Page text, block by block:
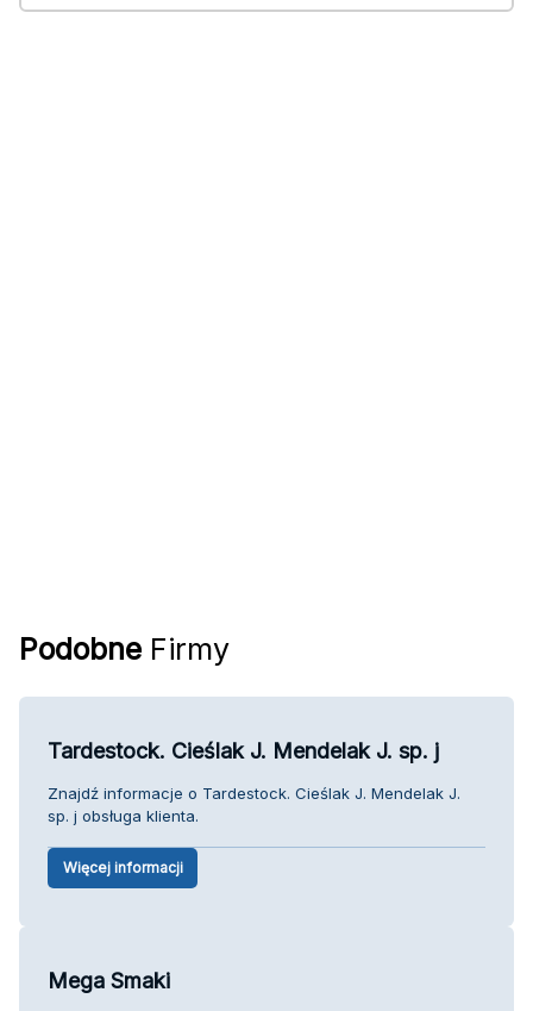
Podobne Firmy
Tardestock. Cieślak J. Mendelak J. sp. j
Znajdź informacje o Tardestock. Cieślak J. Mendelak J.
sp. j obsługa klienta.
Więcej informacji
Mega Smaki